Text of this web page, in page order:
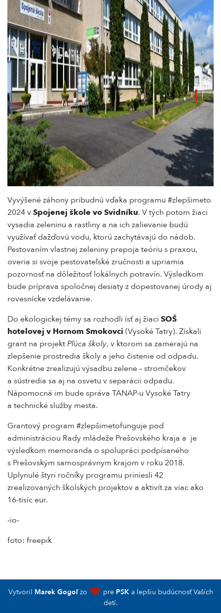
Vyvýšené záhony pribudnú vďaka programu #zlepšimeto
2024 vSpojenej škole vo Svidníku. V tých potom žiaci
vysadia zeleninu a rastliny a na ich zalievanie budú
využívať dažďovú vodu, ktorú zachytávajú do nádob.
Pestovaním vlastnej zeleniny prepoja teóriu s praxou,
overia si svoje pestovateľské zručnosti a upriamia
pozornosť na dôležitosť lokálnych potravín. Výsledkom
bude príprava spoločnej desiaty z dopestovanej úrody aj
rovesnícke vzdelávanie.
Do ekologickej témy sa rozhodli ísť aj žiaci SOŠ
hotelovej v Hornom Smokovci (Vysoké Tatry). Získali
grant na projektPľúca školy, v ktorom sa zamerajú na
zlepšenie prostredia školy a jeho čistenie od odpadu.
Konkrétne zrealizujú výsadbu zelene – stromčekov
a sústredia sa aj na osvetu v separácii odpadu.
Nápomocná im bude správa TANAP-u Vysoké Tatry
a technické služby mesta.
Grantový program #zlepšimetofunguje pod
administráciou Rady mládeže Prešovského kraja a je
výsledkom memoranda o spolupráci podpísaného
s Prešovským samosprávnym krajom v roku 2018.
Uplynulé štyri ročníky programu priniesli 42
zrealizovaných školských projektov a aktivít za viac ako
16-tisíc eur.
-io-
foto: freepik
Vytvoril Marek Gogoľzo pre PSKa lepšiu budúcnosť Vaších
detí.